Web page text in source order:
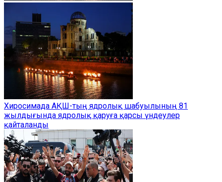
Хиросимада АҚШ-тың ядролық шабуылының 81
жылдығында ядролық қаруға қарсы үндеулер
қайталанды